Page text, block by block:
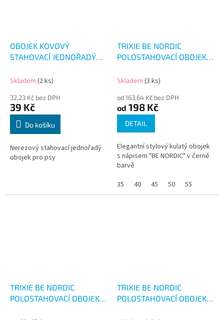
OBOJEK KOVOVÝ
STAHOVACÍ JEDNOŘADÝ
Skladem (2 ks)
32,23 Kč bez DPH
39 Kč
Do košíku
Nerezový stahovací jednořadý
obojek pro psy
TRIXIE BE NORDIC
POLOSTAHOVACÍ OBOJEK
Skladem (3 ks)
od 163,64 Kč bez DPH
od 198 Kč
DETAIL
Elegantní stylový kulatý obojek
s nápisem "BE NORDIC" v černé
barvě
35
40 45 50 55
TRIXIE BE NORDIC
POLOSTAHOVACÍ OBOJEK
TRIXIE BE NORDIC
POLOSTAHOVACÍ OBOJEK